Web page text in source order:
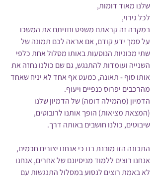
שלנו מאוד דומות,
לכל גירוי,
במקרה זה קראתם משפט וחזיתם את המשכו
על סמך ידע קודם, אם אראה לכם תמונה של
שתי מכוניות הנוסעות באותו מסלול אחת כלפי
השנייה ועומדות להתנגש, גם שם כולנו נחזה את
אותו סוף - תאונה, כמעט אף אחד לא יניח שאחד
מהרכבים יפרוס כנפיים ויעוף.
הדמיון (מהמילה דומה) של הדמיון שלנו
(המצאת מציאות) הופך אותנו לרובוטים,
שיבוטים, כולנו חושבים באותה דרך.
התכונה הזו מובנת בנו כי אנחנו יצורים חכמים,
אנחנו רוצים ללמוד מניסיונם של אחרים, אנחנו
לא באמת רוצים לנסוע במסלול התנגשות עם